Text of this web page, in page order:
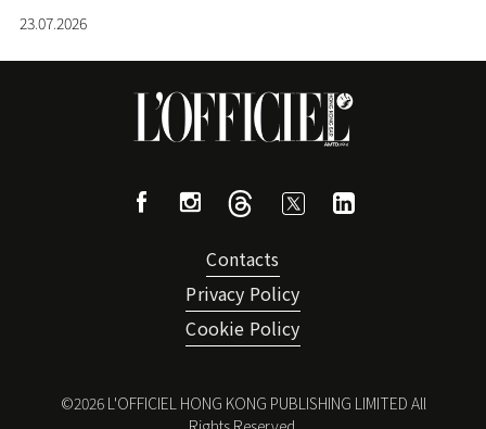
23.07.2026
Contacts
Privacy Policy
Cookie Policy
©2026L'OFFICIEL HONG KONG PUBLISHING LIMITED All